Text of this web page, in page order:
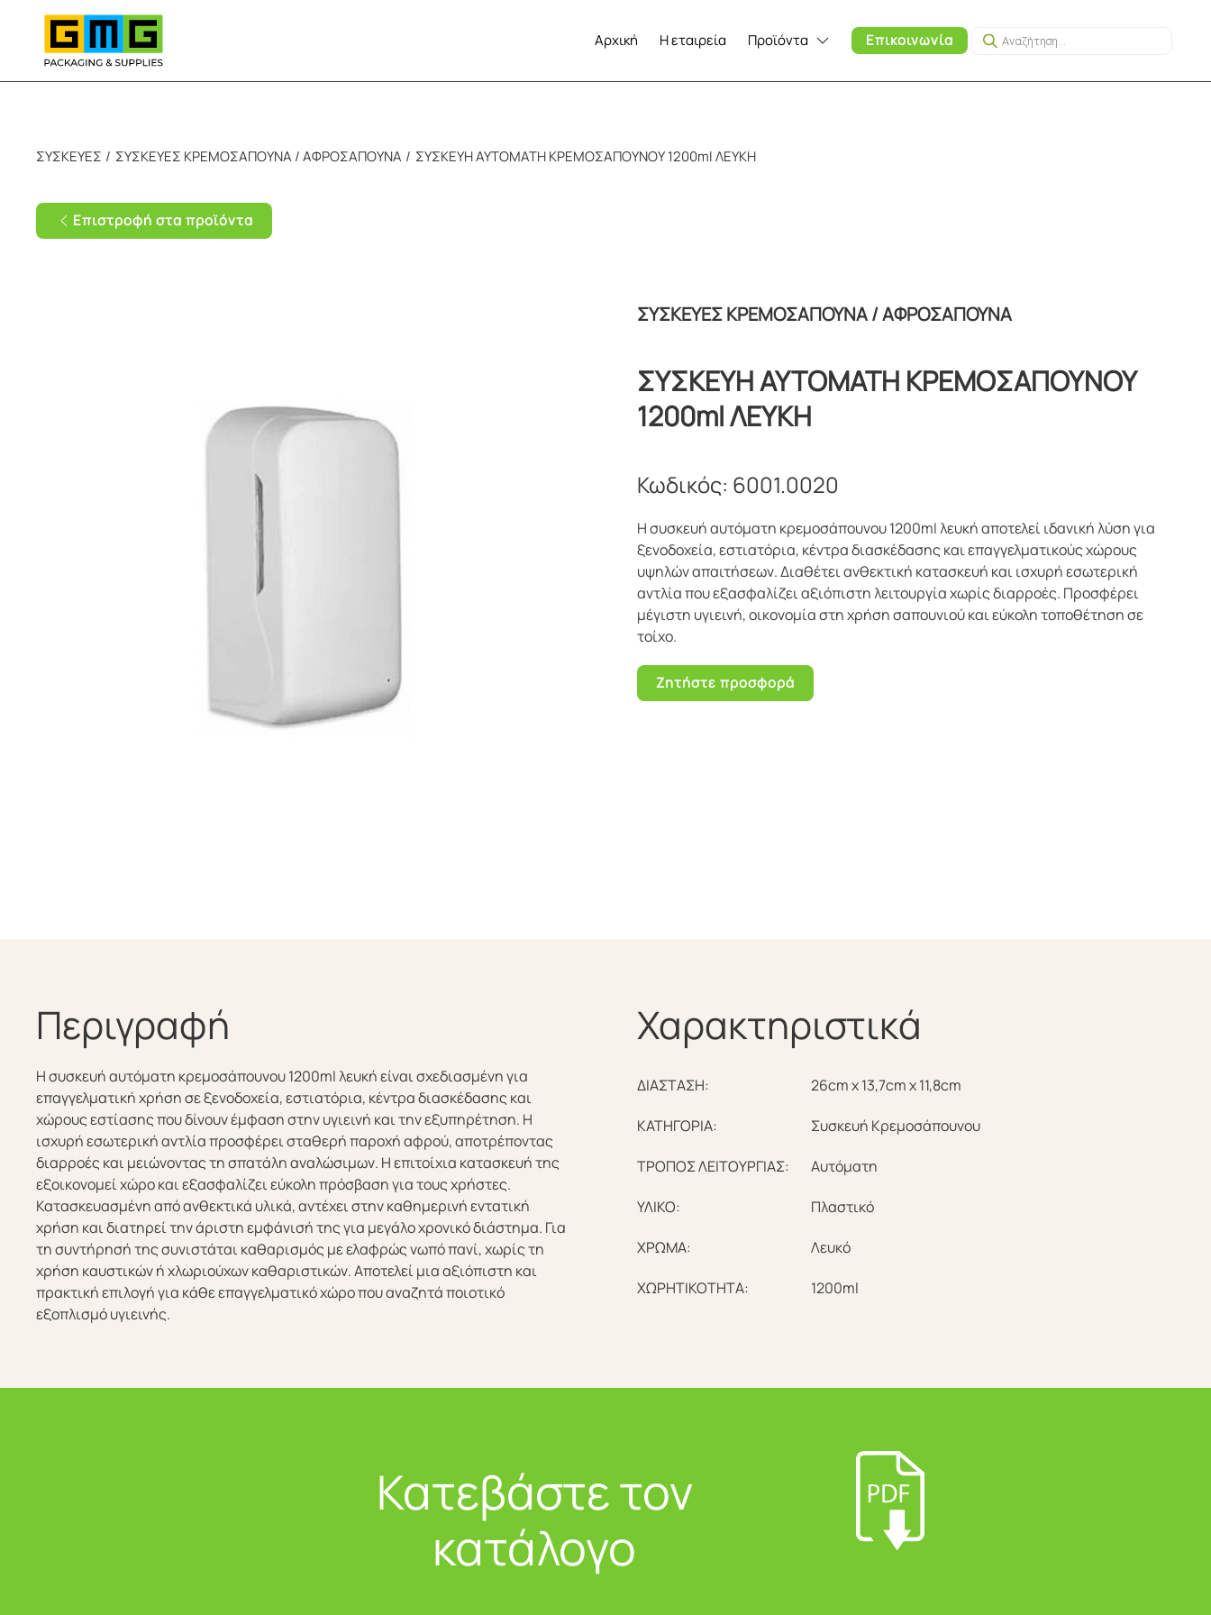
Skip to main content
Αρχική Η εταιρεία Προϊόντα Επικοινωνία Products
search
ΣΥΣΚΕΥΕΣ ΣΥΣΚΕΥΕΣ ΚΡΕΜΟΣΑΠΟΥΝΑ / ΑΦΡΟΣΑΠΟΥΝΑ ΣΥΣΚΕΥΗ ΑΥΤΟΜΑΤΗ ΚΡΕΜΟΣΑΠΟΥΝΟΥ 1200ml ΛΕΥΚΗ
Επιστροφή στα προϊόντα
ΣΥΣΚΕΥΕΣ ΚΡΕΜΟΣΑΠΟΥΝΑ / ΑΦΡΟΣΑΠΟΥΝΑ
ΣΥΣΚΕΥΗ ΑΥΤΟΜΑΤΗ ΚΡΕΜΟΣΑΠΟΥΝΟΥ
1200ml ΛΕΥΚΗ
Κωδικός: 6001.0020
Η συσκευή αυτόματη κρεμοσάπουνου 1200ml λευκή αποτελεί ιδανική λύση για
ξενοδοχεία, εστιατόρια, κέντρα διασκέδασης και επαγγελματικούς χώρους
υψηλών απαιτήσεων. Διαθέτει ανθεκτική κατασκευή και ισχυρή εσωτερική
αντλία που εξασφαλίζει αξιόπιστη λειτουργία χωρίς διαρροές. Προσφέρει
μέγιστη υγιεινή, οικονομία στη χρήση σαπουνιού και εύκολη τοποθέτηση σε
τοίχο.
Ζητήστε προσφορά
Περιγραφή
Η συσκευή αυτόματη κρεμοσάπουνου 1200ml λευκή είναι σχεδιασμένη για
επαγγελματική χρήση σε ξενοδοχεία, εστιατόρια, κέντρα διασκέδασης και
χώρους εστίασης που δίνουν έμφαση στην υγιεινή και την εξυπηρέτηση. Η
ισχυρή εσωτερική αντλία προσφέρει σταθερή παροχή αφρού, αποτρέποντας
διαρροές και μειώνοντας τη σπατάλη αναλώσιμων. Η επιτοίχια κατασκευή της
εξοικονομεί χώρο και εξασφαλίζει εύκολη πρόσβαση για τους χρήστες.
Κατασκευασμένη από ανθεκτικά υλικά, αντέχει στην καθημερινή εντατική
χρήση και διατηρεί την άριστη εμφάνισή της για μεγάλο χρονικό διάστημα. Για
τη συντήρησή της συνιστάται καθαρισμός με ελαφρώς νωπό πανί, χωρίς τη
χρήση καυστικών ή χλωριούχων καθαριστικών. Αποτελεί μια αξιόπιστη και
πρακτική επιλογή για κάθε επαγγελματικό χώρο που αναζητά ποιοτικό
εξοπλισμό υγιεινής.
Χαρακτηριστικά
ΔΙΑΣΤΑΣΗ: 26cm x 13,7cm x 11,8cm
ΚΑΤΗΓΟΡΙΑ: Συσκευή Κρεμοσάπουνου
ΤΡΟΠΟΣ ΛΕΙΤΟΥΡΓΙΑΣ: Αυτόματη
ΥΛΙΚΟ: Πλαστικό
ΧΡΩΜΑ: Λευκό
ΧΩΡΗΤΙΚΟΤΗΤΑ: 1200ml
Κατεβάστε τον
κατάλογο